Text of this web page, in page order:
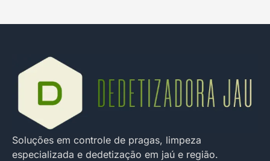
Soluções em controle de pragas, limpeza
especializada e dedetização em jaú e região.